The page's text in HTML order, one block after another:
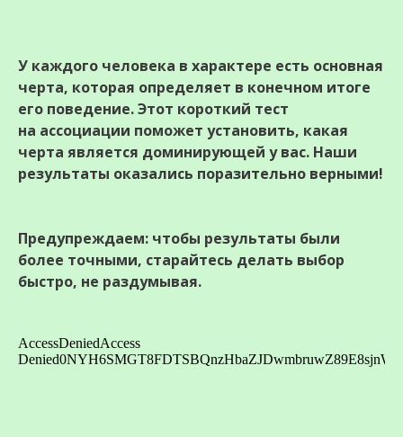
У каждого человека в характере есть основная
черта, которая определяет в конечном итоге
его поведение. Этот короткий тест
на ассоциации поможет установить, какая
черта является доминирующей у вас. Наши
результаты оказались поразительно верными!
Предупреждаем: чтобы результаты были
более точными, старайтесь делать выбор
быстро, не раздумывая.